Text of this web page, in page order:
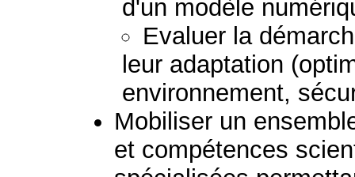
d'un modèle
Evaluer la
leur adaptation
environnement,
Mobiliser un
et compétences